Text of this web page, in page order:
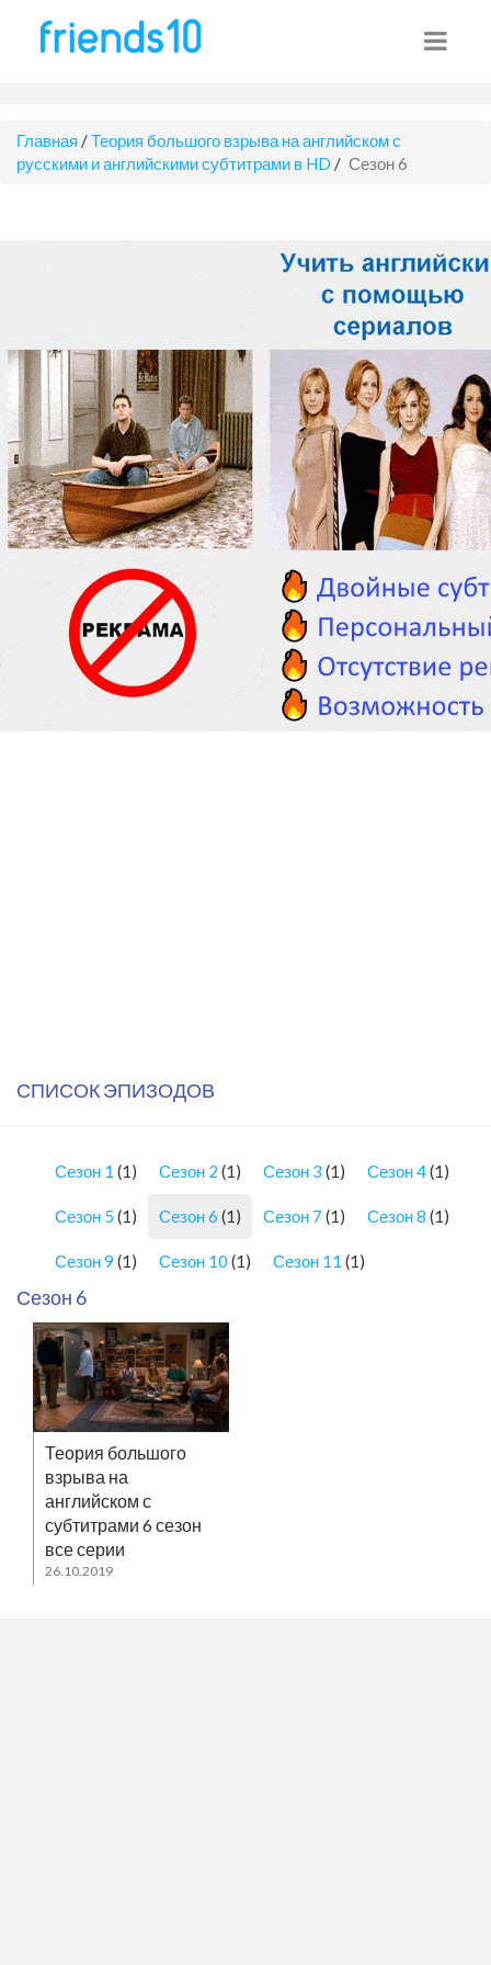
Главная /Теория большого взрыва на английском с
русскими и английскими субтитрами в HD / Сезон 6
СПИСОК ЭПИЗОДОВ
Сезон 1 (1) Сезон 2 (1) Сезон 3 (1) Сезон 4(1)
Сезон 5 (1) Сезон 6 (1) Сезон 7 (1) Сезон 8 (1)
Сезон 9 (1) Сезон 10 (1) Сезон 11 (1)
Сезон 6
Теория большого
взрыва на
английском с
субтитрами 6 сезон
все серии
26.10.2019